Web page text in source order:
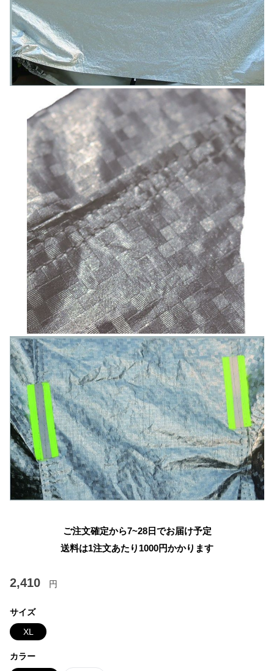
ご注文確定から7~28日でお届け予定
送料は1注文あたり 1000円かかります
2,410 円
サイズ
XL
カラー